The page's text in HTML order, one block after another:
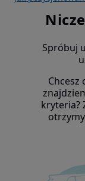
Spróbuj
Chcesz
kryteria?